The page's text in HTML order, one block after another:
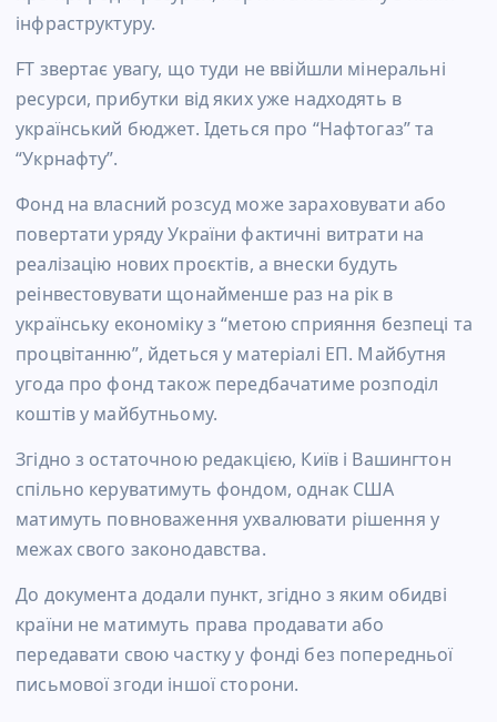
інфраструктуру.
FT звертає увагу, що туди не ввійшли мінеральні
ресурси, прибутки від яких уже надходять в
український бюджет. Ідеться про “Нафтогаз” та
“Укрнафту”.
Фонд на власний розсуд може зараховувати або
повертати уряду України фактичні витрати на
реалізацію нових проєктів, а внески будуть
реінвестовувати щонайменше раз на рік в
українську економіку з “метою сприяння безпеці та
процвітанню”, йдеться у матеріалі ЕП. Майбутня
угода про фонд також передбачатиме розподіл
коштів у майбутньому.
Згідно з остаточною редакцією, Київ і Вашингтон
спільно керуватимуть фондом, однак США
матимуть повноваження ухвалювати рішення у
межах свого законодавства.
До документа додали пункт, згідно з яким обидві
країни не матимуть права продавати або
передавати свою частку у фонді без попередньої
письмової згоди іншої сторони.